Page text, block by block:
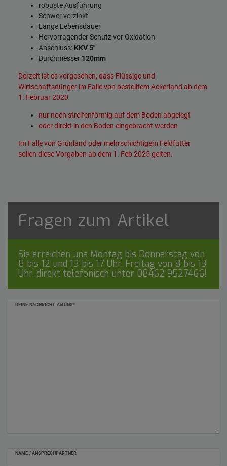
robuste Ausführung
Schwer verzinkt
Lange Lebensdauer
Hervorragender Schutz vor Oxidation
Anschluss: KKV 5"
Durchmesser 120mm
Derzeit ist es vorgesehen, dass Flüssige und
Wirtschaftsdünger im Falle von bestelltem Ackerland ab dem
1. Februar 2020
nur noch streifenförmig auf dem Boden abgelegt
oder direkt in den Boden eingebracht werden
Im Falle von Grünland oder mehrschichtigem Feldfutter
sollen diese Vorgaben ab dem 1. Feb 2025 gelten.
Fragen zum Artikel
Sie erreichen uns Montag bis Donnerstag von
8 bis 12 und 13 bis 17 Uhr, Freitag von 8 bis 13
Uhr, direkt telefonisch unter 08462 9527466!
DEINE NACHRICHT AN UNS*
NAME / ANSPRECHPARTNER
Ceres::Template.mailFormHoneypotLabel